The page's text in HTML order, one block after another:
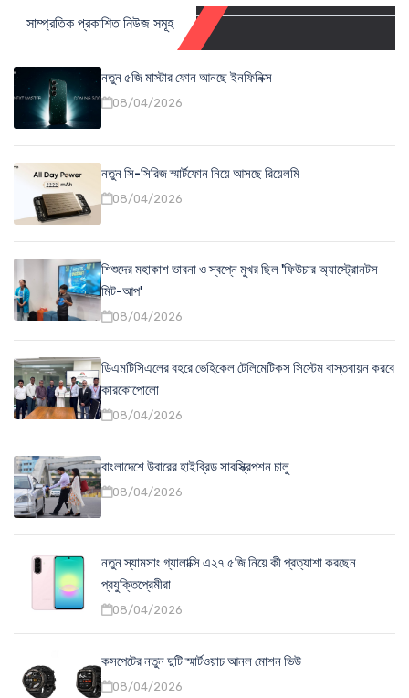
সাম্প্রতিক প্রকাশিত নিউজ সমূহ
নতুন ৫জি মাস্টার ফোন আনছে ইনফিনিক্স
08/04/2026
নতুন সি-সিরিজ স্মার্টফোন নিয়ে আসছে রিয়েলমি
08/04/2026
শিশুদের মহাকাশ ভাবনা ও স্বপ্নে মুখর ছিল 'ফিউচার অ্যাস্ট্রোনটস
মিট-আপ'
08/04/2026
ডিএমটিসিএলের বহরে ভেহিকেল টেলিমেটিকস সিস্টেম বাস্তবায়ন করবে
কারকোপোলো
08/04/2026
বাংলাদেশে উবারের হাইব্রিড সাবস্ক্রিপশন চালু
08/04/2026
নতুন স্যামসাং গ্যালাক্সি এ২৭ ৫জি নিয়ে কী প্রত্যাশা করছেন
প্রযুক্তিপ্রেমীরা
08/04/2026
কসপেটের নতুন দুটি স্মার্টওয়াচ আনল মোশন ভিউ
08/04/2026